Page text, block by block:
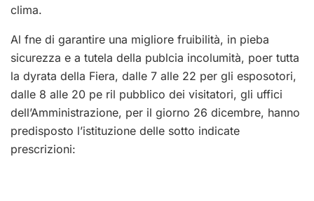
clima.
Al fne di garantire una migliore fruibilità, in pieba
sicurezza e a tutela della publcia incolumità, poer tutta
la dyrata della Fiera, dalle 7 alle 22 per gli esposotori,
dalle 8 alle 20 pe ril pubblico dei visitatori, gli uffici
dell’Amministrazione, per il giorno 26 dicembre, hanno
predisposto l’istituzione delle sotto indicate
prescrizioni: